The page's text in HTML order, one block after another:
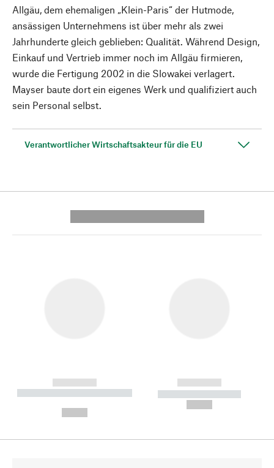
Allgäu, dem ehemaligen „Klein-Paris“ der Hutmode,
ansässigen Unternehmens ist über mehr als zwei
Jahrhunderte gleich geblieben: Qualität. Während Design,
Einkauf und Vertrieb immer noch im Allgäu firmieren,
wurde die Fertigung 2002 in die Slowakei verlagert.
Mayser baute dort ein eigenes Werk und qualifiziert auch
sein Personal selbst.
Verantwortlicher Wirtschaftsakteur für die EU
------------
----------- ----------- --------
------------
----------- -----------